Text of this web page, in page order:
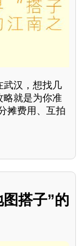
武汉，想找几
略就是为你准
摊费用、互拍
搭子”的